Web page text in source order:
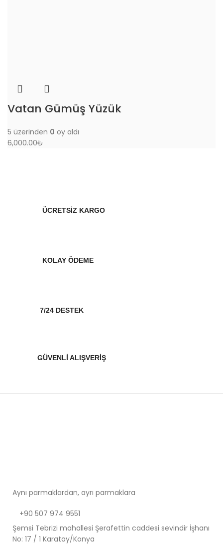
Vatan Gümüş Yüzük
5 üzerinden 0 oy aldı
6,000.00₺
ÜCRETSİZ KARGO
KOLAY ÖDEME
7/24 DESTEK
GÜVENLİ ALIŞVERİŞ
Aynı parmaklardan, ayrı parmaklara
+90 507 974 9551
Şemsi Tebrizi mahallesi Şerafettin caddesi sevindir İşhanı
No: 17 / 1 Karatay/Konya